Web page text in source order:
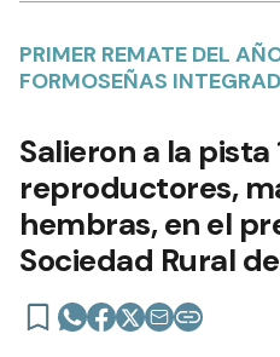
PRIMER REMATE DEL
FORMOSEÑAS
Salieron a la pista
reproductores,
hembras, en el
Sociedad Rural